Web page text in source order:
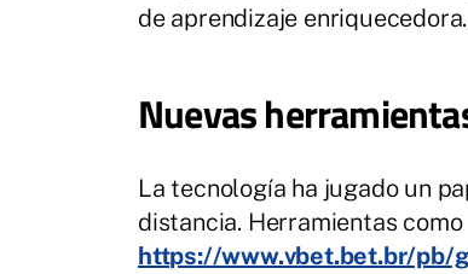
de aprendizaje enriquecedora.
Nuevas
La tecnología ha jugado un
distancia. Herramientas como
https://www.vbet.bet.br/pb/